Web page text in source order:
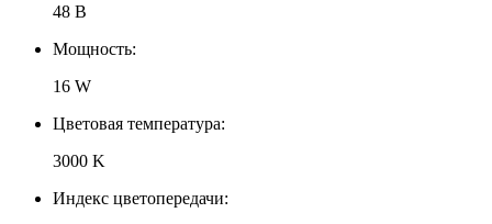
48 В
Мощность:
16 W
Цветовая температура:
3000 K
Индекс цветопередачи: